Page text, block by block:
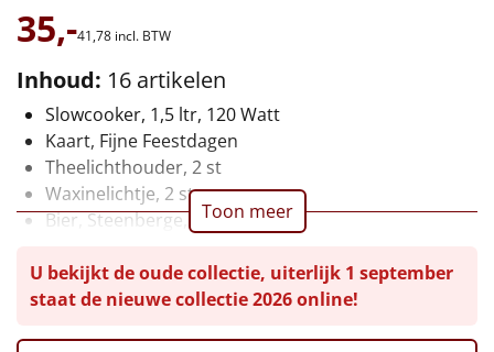
Mannen
Vrouwen
Duurzaam
Leuke
Goedkope
Uniek
Alle thema's
35,-41,78 incl. BTW
Inhoud: 16 artikelen
Slowcooker, 1,5 ltr, 120 Watt
Kaart, Fijne Feestdagen
Theelichthouder, 2 st
Waxinelichtje, 2 st
Bier, Steenberge, 25 cl, 2 st
Ribbelchips, 90 gr
Stroopwafel, 2 x 32 gr
Toon meer
U bekijkt de oude collectie, uiterlijk 1 september
staat de nieuwe collectie 2026 online!